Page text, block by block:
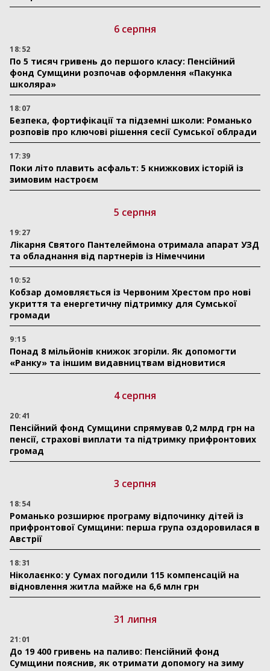
6 серпня
18:52
По 5 тисяч гривень до першого класу: Пенсійний
фонд Сумщини розпочав оформлення «Пакунка
школяра»
18:07
Безпека, фортифікації та підземні школи: Романько
розповів про ключові рішення сесії Сумської облради
17:39
Поки літо плавить асфальт: 5 книжкових історій із
зимовим настроєм
5 серпня
19:27
Лікарня Святого Пантелеймона отримала апарат УЗД
та обладнання від партнерів із Німеччини
10:52
Кобзар домовляється із Червоним Хрестом про нові
укриття та енергетичну підтримку для Сумської
громади
9:15
Понад 8 мільйонів книжок згоріли. Як допомогти
«Ранку» та іншим видавництвам відновитися
4 серпня
20:41
Пенсійний фонд Сумщини спрямував 0,2 млрд грн на
пенсії, страхові виплати та підтримку прифронтових
громад
3 серпня
18:54
Романько розширює програму відпочинку дітей із
прифронтової Сумщини: перша група оздоровилася в
Австрії
18:31
Ніколаєнко: у Сумах погодили 115 компенсацій на
відновлення житла майже на 6,6 млн грн
31 липня
21:01
До 19 400 гривень на паливо: Пенсійний фонд
Сумщини пояснив, як отримати допомогу на зиму